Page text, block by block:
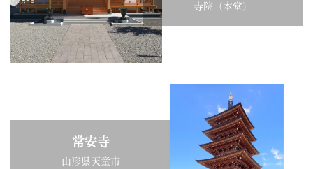
寺院（本堂）
常安寺
山形県天童市